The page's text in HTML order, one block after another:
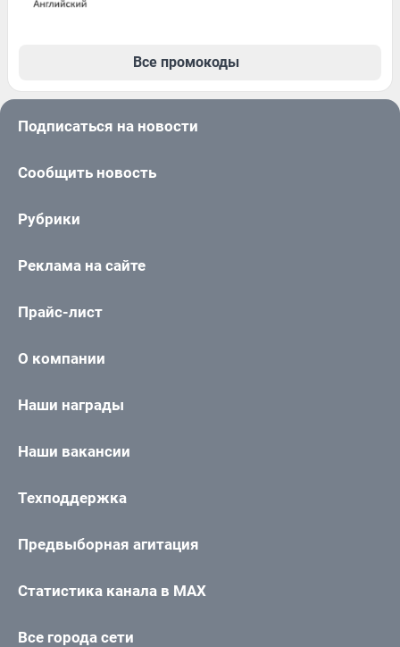
Все промокоды
Подписаться на новости
Сообщить новость
Рубрики
Реклама на сайте
Прайс-лист
О компании
Наши награды
Наши вакансии
Техподдержка
Предвыборная агитация
Статистика канала в MAX
Все города сети